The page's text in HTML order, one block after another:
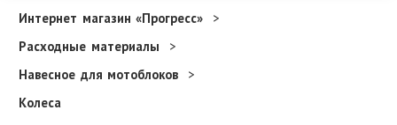
Интернет магазин «Прогресс»
Расходные материалы
Навесное для мотоблоков
Колеса